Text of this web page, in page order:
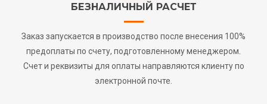
БЕЗНАЛИЧНЫЙ РАСЧЕТ
Заказ запускается в производство после внесения 100%
предоплаты по счету, подготовленному менеджером.
Счет и реквизиты для оплаты направляются клиенту по
электронной почте.